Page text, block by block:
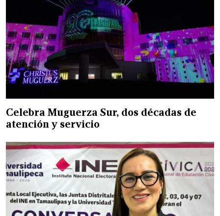
Celebra Muguerza Sur, dos décadas de
atención y servicio